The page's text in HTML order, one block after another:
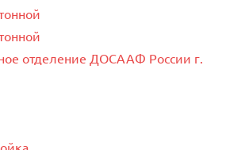
отделение ДОСААФ России г.